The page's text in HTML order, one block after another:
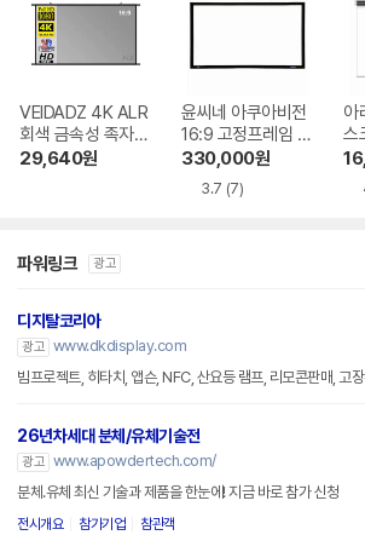
VEIDADZ 4K ALR
회색 금속성 족자형
빔프로젝터 스크린
29,640원
윤씨네 아쿠아비전
16:9 고정프레임 스
크린 SA-FH 시리
즈 시네비젼원단
330,000원
3.7 (7)
아
스
파워링크 광고
디지탈코리아
광고 www.dkdisplay.com
빔프로젝트, 히타치, 앱슨, NFC, 산요등 램프, 리모콘판매, 고장
26년차세대 분체/유체기술전
광고 www.apowdertech.com/
분체.유체 최신 기술과 제품을 한눈에! 지금 바로 참가 신청
전시개요 참가기업 참관객